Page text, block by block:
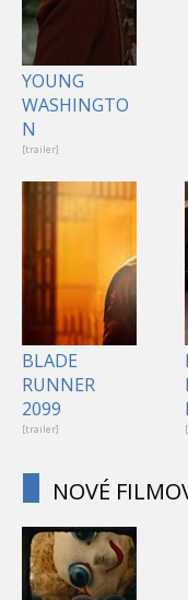
YOUNG
WASHINGTO
N
[trailer]
BLADE
RUNNER
2099
[trailer]
NOVÉ